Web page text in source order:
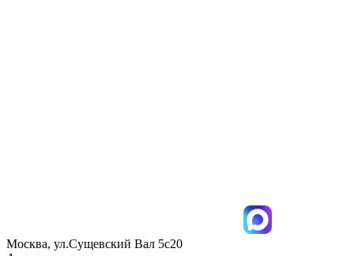
Москва, ул.Сущевский Вал 5с20